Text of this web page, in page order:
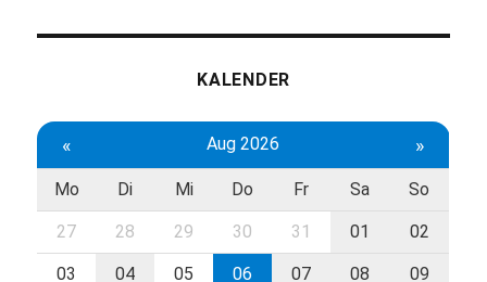
KALENDER
« Aug 2026 »
Mo Di Mi Do Fr Sa So
27 28 29 30 31 01 02
03 04 05 06 07 08 09